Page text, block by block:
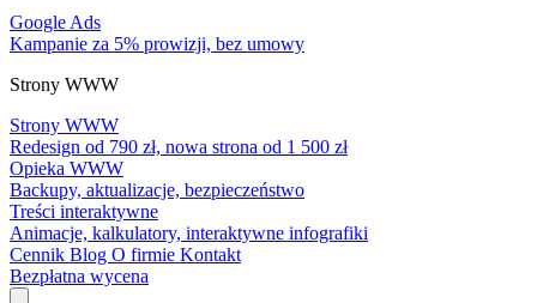
Google Ads
Kampanie za 5% prowizji, bez umowy
Strony WWW
Strony WWW
Redesign od 790 zł, nowa strona od 1 500 zł
Opieka WWW
Backupy, aktualizacje, bezpieczeństwo
Treści interaktywne
Animacje, kalkulatory, interaktywne infografiki
Cennik Blog O firmie Kontakt
Bezpłatna wycena